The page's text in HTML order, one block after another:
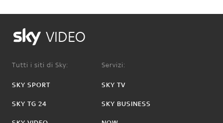
VIDEO
Tutti i siti di Sky:
SKY SPORT
SKY TG 24
Servizi:
SKY TV
SKY BUSINESS